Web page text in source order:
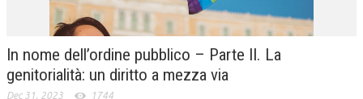
DOCUMENTI
TESI DI LAUREA
In nome dell’ordine pubblico – Parte II. La
genitorialità: un diritto a mezza via
Dec 31, 2023 1744